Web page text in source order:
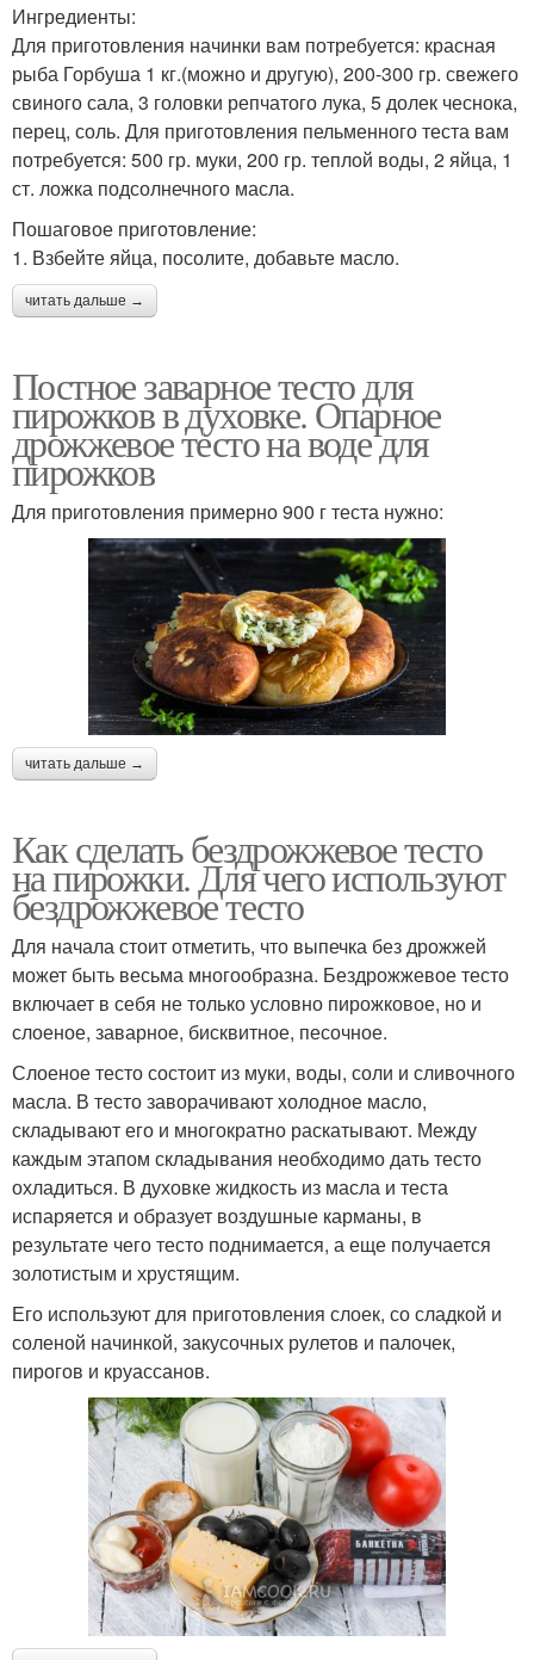
Ингредиенты:
Для приготовления начинки вам потребуется: красная
рыба Горбуша 1 кг.(можно и другую), 200-300 гр. свежего
свиного сала, 3 головки репчатого лука, 5 долек чеснока,
перец, соль. Для приготовления пельменного теста вам
потребуется: 500 гр. муки, 200 гр. теплой воды, 2 яйца, 1
ст. ложка подсолнечного масла.
Пошаговое приготовление:
1. Взбейте яйца, посолите, добавьте масло.
читать дальше →
Постное заварное тесто для
пирожков в духовке. Опарное
дрожжевое тесто на воде для
пирожков
Для приготовления примерно 900 г теста нужно:
читать дальше →
Как сделать бездрожжевое тесто
на пирожки. Для чего используют
бездрожжевое тесто
Для начала стоит отметить, что выпечка без дрожжей
может быть весьма многообразна. Бездрожжевое тесто
включает в себя не только условно пирожковое, но и
слоеное, заварное, бисквитное, песочное.
Слоеное тесто состоит из муки, воды, соли и сливочного
масла. В тесто заворачивают холодное масло,
складывают его и многократно раскатывают. Между
каждым этапом складывания необходимо дать тесто
охладиться. В духовке жидкость из масла и теста
испаряется и образует воздушные карманы, в
результате чего тесто поднимается, а еще получается
золотистым и хрустящим.
Его используют для приготовления слоек, со сладкой и
соленой начинкой, закусочных рулетов и палочек,
пирогов и круассанов.